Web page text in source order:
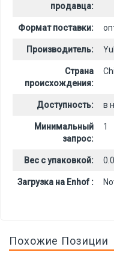
продавца:
Формат поставки:
Производитель:
Страна
происхождения:
Доступность: в
Минимальный
запрос:
1
Вес с упаковкой:
Загрузка на Enhof :
Похожие Позиции